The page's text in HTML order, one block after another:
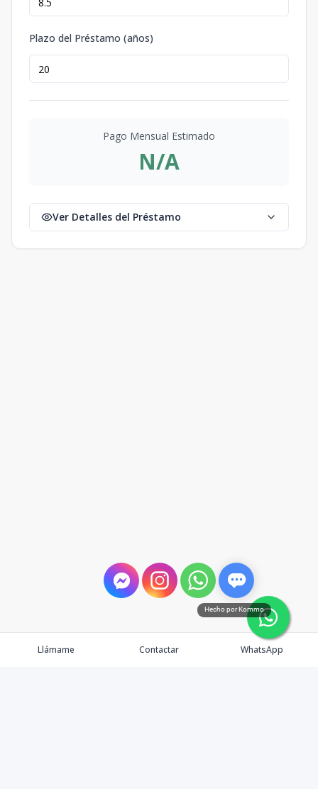
Plazo del Préstamo (años)
Pago Mensual Estimado
N/A
Ver Detalles del Préstamo
Llámame Contactar WhatsApp
Hecho por Kommo